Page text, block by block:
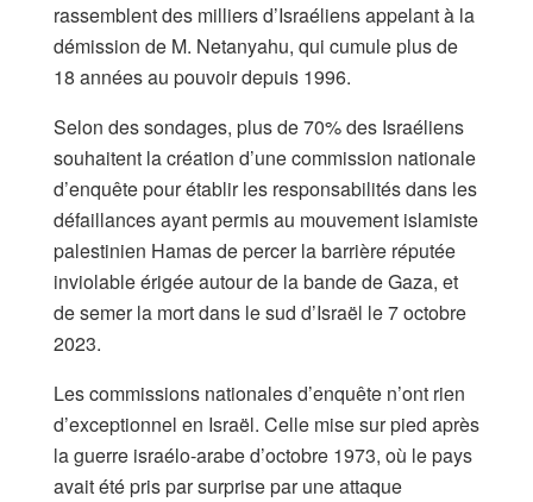
rassemblent des milliers d’Israéliens appelant à la
démission de M. Netanyahu, qui cumule plus de
18 années au pouvoir depuis 1996.
Selon des sondages, plus de 70% des Israéliens
souhaitent la création d’une commission nationale
d’enquête pour établir les responsabilités dans les
défaillances ayant permis au mouvement islamiste
palestinien Hamas de percer la barrière réputée
inviolable érigée autour de la bande de Gaza, et
de semer la mort dans le sud d’Israël le 7 octobre
2023.
Les commissions nationales d’enquête n’ont rien
d’exceptionnel en Israël. Celle mise sur pied après
la guerre israélo-arabe d’octobre 1973, où le pays
avait été pris par surprise par une attaque